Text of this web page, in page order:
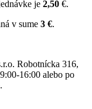
je 2,50 €.
v sume 3 €.
Robotnícka 316,
16:00 alebo po